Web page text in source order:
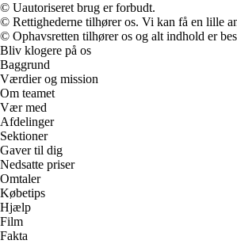
© Uautoriseret brug er forbudt.
© Rettighederne tilhører os. Vi kan få en lille
© Ophavsretten tilhører os og alt indhold er
Bliv klogere på os
Baggrund
Værdier og mission
Om teamet
Vær med
Afdelinger
Sektioner
Gaver til dig
Nedsatte priser
Omtaler
Købetips
Hjælp
Film
Fakta